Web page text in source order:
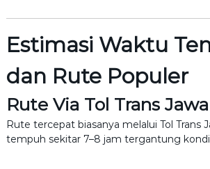
Estimasi Waktu
dan Rute Populer
Rute Via Tol Trans Jawa
Rute tercepat biasanya melalui Tol Trans
tempuh sekitar 7–8 jam tergantung